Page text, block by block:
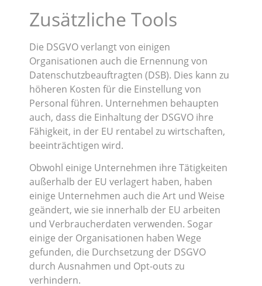
Zusätzliche Tools
Die DSGVO verlangt von einigen
Organisationen auch die Ernennung von
Datenschutzbeauftragten (DSB). Dies kann zu
höheren Kosten für die Einstellung von
Personal führen. Unternehmen behaupten
auch, dass die Einhaltung der DSGVO ihre
Fähigkeit, in der EU rentabel zu wirtschaften,
beeinträchtigen wird.
Obwohl einige Unternehmen ihre Tätigkeiten
außerhalb der EU verlagert haben, haben
einige Unternehmen auch die Art und Weise
geändert, wie sie innerhalb der EU arbeiten
und Verbraucherdaten verwenden. Sogar
einige der Organisationen haben Wege
gefunden, die Durchsetzung der DSGVO
durch Ausnahmen und Opt-outs zu
verhindern.